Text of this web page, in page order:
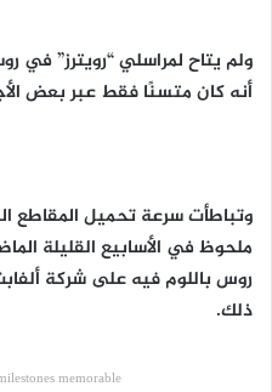
ولم يتاح لمراسلي “رويترز” في
أنه كان متسنًا فقط عبر بعض
وتباطأت سرعة تحميل المقاطع
ملحوظ في الأسابيع القليلة
روس باللوم فيه على شركة
ذلك.
memorable